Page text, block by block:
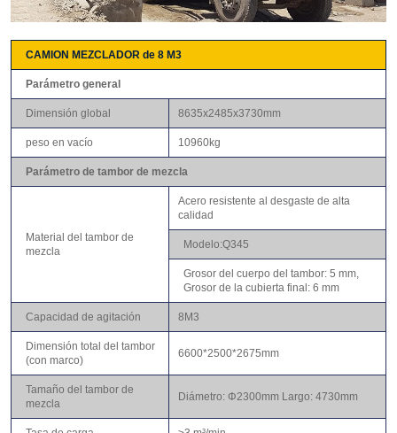
CAMION MEZCLADOR de 8 M3
Parámetro general
Dimensión global 8635x2485x3730mm
peso en vacío 10960kg
Parámetro de tambor de mezcla
Material del tambor de
mezcla
Acero resistente al desgaste de alta
calidad
Modelo:Q345
Grosor del cuerpo del tambor: 5 mm,
Grosor de la cubierta final: 6 mm
Capacidad de agitación 8M3
Dimensión total del tambor
(con marco)
6600*2500*2675mm
Tamaño del tambor de
mezcla
Diámetro: Φ2300mm Largo: 4730mm